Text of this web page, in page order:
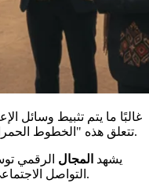
غالبًا ما يتم تثبيط وسائل
تتعلق هذه "الخطوط الحمراء" بالملكية، الإسلام أو الصحراء الغربية.
يشهد المجال الرقمي
التواصل .